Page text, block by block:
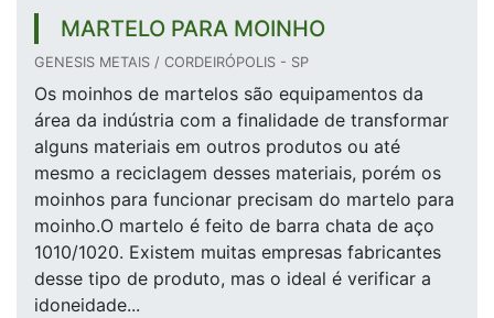
MARTELO PARA MOINHO
GENESIS METAIS / CORDEIRÓPOLIS - SP
Os moinhos de martelos são equipamentos da
área da indústria com a finalidade de transformar
alguns materiais em outros produtos ou até
mesmo a reciclagem desses materiais, porém os
moinhos para funcionar precisam do martelo para
moinho.O martelo é feito de barra chata de aço
1010/1020. Existem muitas empresas fabricantes
desse tipo de produto, mas o ideal é verificar a
idoneidade...